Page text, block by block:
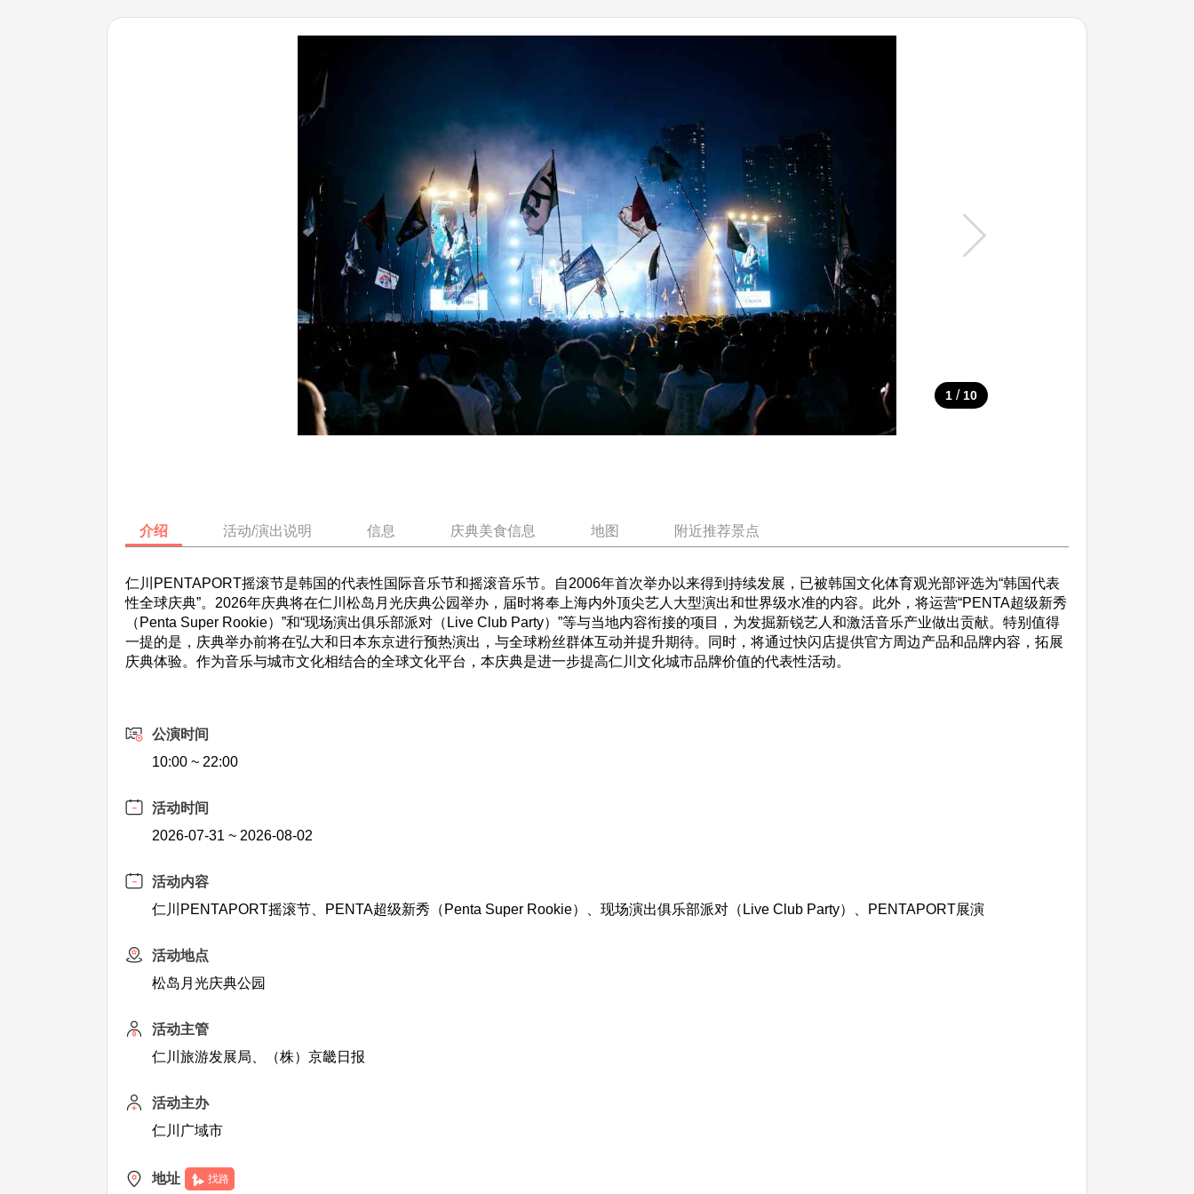
1 / 10
介绍 活动/演出说明 信息 庆典美食信息 地图 附近推荐景点
仁川PENTAPORT摇滚节是韩国的代表性国际音乐节和摇滚音乐节。自2006年首次举办以来得到持续发展，已被韩国文化体育观光部评选为“韩国代表
性全球庆典”。2026年庆典将在仁川松岛月光庆典公园举办，届时将奉上海内外顶尖艺人大型演出和世界级水准的内容。此外，将运营“PENTA超级新秀
（Penta Super Rookie）”和“现场演出俱乐部派对（Live Club Party）”等与当地内容衔接的项目，为发掘新锐艺人和激活音乐产业做出贡献。特别值得
一提的是，庆典举办前将在弘大和日本东京进行预热演出，与全球粉丝群体互动并提升期待。同时，将通过快闪店提供官方周边产品和品牌内容，拓展
庆典体验。作为音乐与城市文化相结合的全球文化平台，本庆典是进一步提高仁川文化城市品牌价值的代表性活动。
公演时间
10:00 ~ 22:00
活动时间
2026-07-31 ~ 2026-08-02
活动内容
仁川PENTAPORT摇滚节、PENTA超级新秀（Penta Super Rookie）、现场演出俱乐部派对（Live Club Party）、PENTAPORT展演
活动地点
松岛月光庆典公园
活动主管
仁川旅游发展局、（株）京畿日报
活动主办
仁川广域市
地址 找路